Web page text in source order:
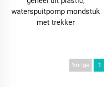
waterspuitpomp mondstuk
met trekker
Vorige 1